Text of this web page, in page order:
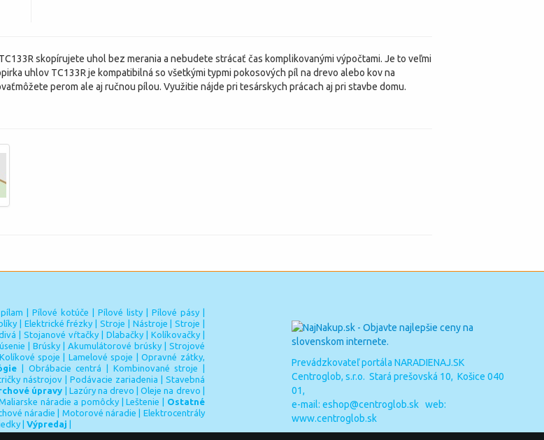
skopírujete uhol bez merania a nebudete strácať čas komplikovanými výpočtami. Je to veľmi
uhlov TC133R je kompatibilná so všetkými typmi pokosových píl na drevo alebo kov na
perom ale aj ručnou pílou. Využitie nájde pri tesárskych prácach aj pri stavbe domu.
Pílové kotúče Pílové listy| Pílové pásy|
Elektrické frézky Stroje Nástroje Stroje
Stojanové vŕtačky| Dlabačky| Kolíkovačky|
Brúsky| Akumulátorové brúsky| Strojové
Kolíkové spoje Lamelové spoje |Opravné zátky,
Obrábacie centrá Kombinované stroje
nástrojov| Podávacie zariadenia
Stavebná
úpravy Lazúry na drevo |Oleje na drevo
náradie a pomôcky|Leštenie
Ostatné
náradie Motorové náradie
Elektrocentrály
Výpredaj
Prevádzkovateľ portála NARADIENAJ.SK
Centroglob, s.r.o. Stará prešovská 10, Košice 040
01,
e-mail: eshop@centroglob.sk web:
www.centroglob.sk